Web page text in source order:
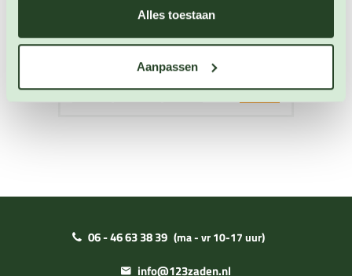
Alles toestaan
Aanpassen
OP VOORRAAD
06 - 46 63 38 39 (ma - vr 10-17 uur)
info@123zaden.nl